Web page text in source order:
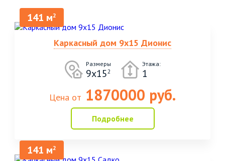
141 м2
Каркасный дом 9х15 Дионис
Размеры
9х152
Этажа:
1
Цена от 1870000 руб.
Подробнее
141 м2